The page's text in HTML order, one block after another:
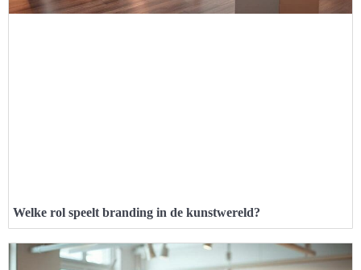
Welke rol speelt branding in de kunstwereld?